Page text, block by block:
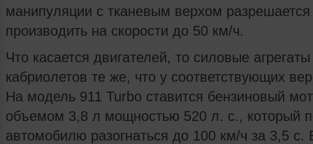
манипуляции с тканевым верхом разрешается
производить на скорости до 50 км/ч.
Что касается двигателей, то силовые агрегаты
кабриолетов те же, что у соответствующих
На модель 911 Turbo ставится бензиновый
объемом 3,8 л мощностью 520 л. с., который
автомобилю разогнаться до 100 км/ч за 3,5 с.